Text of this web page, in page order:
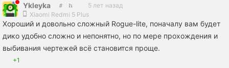
Ykleyka
5 лет назад
Xiaomi Redmi 5 Plus
Хороший и довольно сложный Rogue-lite, поначалу вам будет
дико удобно сложно и непонятно, но по мере прохождения и
выбивания чертежей всё становится проще.
+1